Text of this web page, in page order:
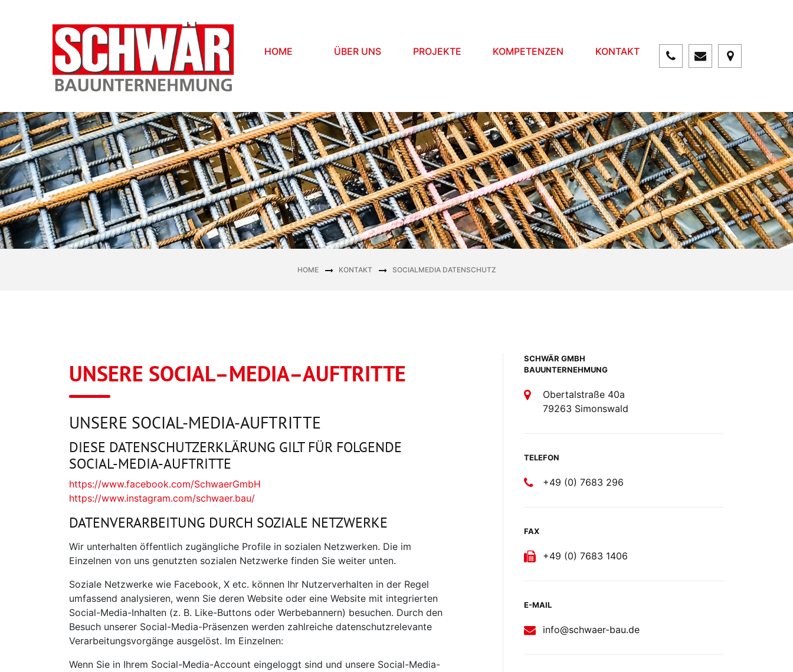
HOME ÜBER UNS PROJEKTE KOMPETENZEN KONTAKT
HOME KONTAKT SOCIALMEDIA DATENSCHUTZ
UNSERE SOCIAL–MEDIA–AUFTRITTE
UNSERE SOCIAL-MEDIA-AUFTRITTE
DIESE DATENSCHUTZERKLÄRUNG GILT FÜR FOLGENDE
SOCIAL-MEDIA-AUFTRITTE
https://www.facebook.com/SchwaerGmbH
https://www.instagram.com/schwaer.bau/
DATENVERARBEITUNG DURCH SOZIALE NETZWERKE
Wir unterhalten öffentlich zugängliche Profile in sozialen Netzwerken. Die im
Einzelnen von uns genutzten sozialen Netzwerke finden Sie weiter unten.
Soziale Netzwerke wie Facebook, X etc. können Ihr Nutzerverhalten in der Regel
umfassend analysieren, wenn Sie deren Website oder eine Website mit integrierten
Social-Media-Inhalten (z. B. Like-Buttons oder Werbebannern) besuchen. Durch den
Besuch unserer Social-Media-Präsenzen werden zahlreiche datenschutzrelevante
Verarbeitungsvorgänge ausgelöst. Im Einzelnen:
Wenn Sie in Ihrem Social-Media-Account eingeloggt sind und unsere Social-Media-
SCHWÄR GMBH
BAUUNTERNEHMUNG
Obertalstraße 40a
79263 Simonswald
TELEFON
+49 (0) 7683 296
FAX
+49 (0) 7683 1406
E-MAIL
info@schwaer-bau.de